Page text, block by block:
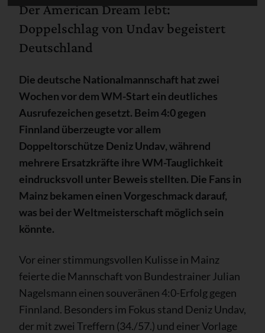
Der American Dream lebt:
Doppelschlag von Undav begeistert
Deutschland
Die deutsche Nationalmannschaft hat zwei
Wochen vor dem WM-Start ein deutliches
Ausrufezeichen gesetzt. Beim 4:0 gegen
Finnland überzeugte vor allem
Doppeltorschütze Deniz Undav, während
mehrere Ersatzkräfte ihre WM-Tauglichkeit
eindrucksvoll unter Beweis stellten. Die Fans in
Mainz bekamen einen Vorgeschmack darauf,
was bei der Weltmeisterschaft möglich sein
könnte.
Vor einer stimmungsvollen Kulisse in Mainz
feierte die Mannschaft von Bundestrainer Julian
Nagelsmann einen souveränen 4:0-Erfolg gegen
Finnland. Besonders im Fokus stand Deniz Undav,
der mit zwei Treffern (34./57.) und einer Vorlage